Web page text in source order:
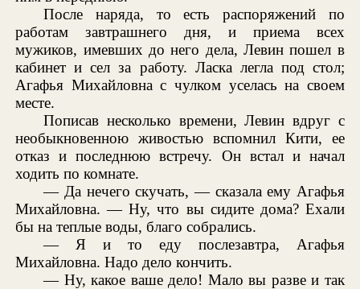
После наряда, то есть распоряжений по
работам завтрашнего дня, и приема всех
мужиков, имевших до него дела, Левин пошел в
кабинет и сел за работу. Ласка легла под стол;
Агафья Михайловна с чулком уселась на своем
месте.
Пописав несколько времени, Левин вдруг с
необыкновенною живостью вспомнил Кити, ее
отказ и последнюю встречу. Он встал и начал
ходить по комнате.
— Да нечего скучать, — сказала ему Агафья
Михайловна. — Ну, что вы сидите дома? Ехали
бы на теплые воды, благо собрались.
— Я и то еду послезавтра, Агафья
Михайловна. Надо дело кончить.
— Ну, какое ваше дело! Мало вы разве и так